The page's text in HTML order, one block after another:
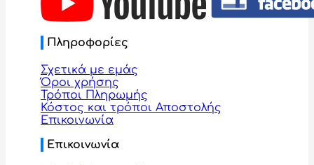
Πληροφορίες
Σχετικά με εμάς
Όροι χρήσης
Τρόποι Πληρωμής
Κόστος και τρόποι Αποστολής
Επικοινωνία
Επικοινωνία